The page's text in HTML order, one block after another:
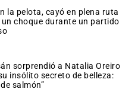
la pelota, cayó en plena ruta
choque durante un partido
sorprendió a Natalia Oreiro
insólito secreto de belleza:
salmón”